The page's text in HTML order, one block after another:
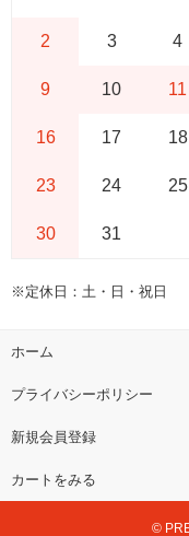
2 3 4
9 10 11
16 17 18
23 24 25
30 31
※定休日：土・日・祝日
ホーム
プライバシーポリシー
新規会員登録
カートをみる
©